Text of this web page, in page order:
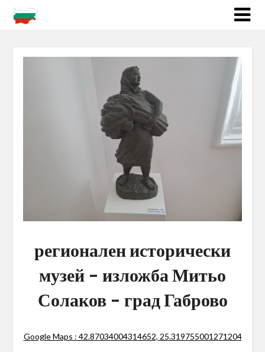
регионален исторически
музей – изложба Митьо
Солаков – град Габрово
Google Maps : 42.87034004314652, 25.319755001271204